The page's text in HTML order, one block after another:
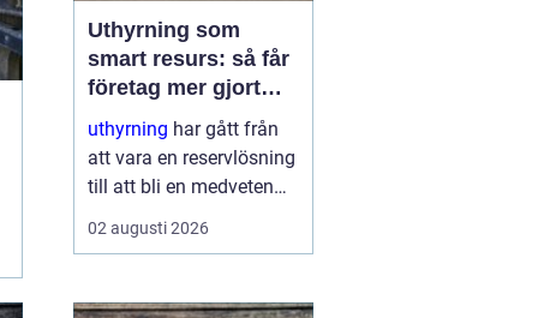
Uthyrning som
smart resurs: så får
företag mer gjort
med mindre
uthyrning har gått från
att vara en reservlösning
till att bli en medveten
strategi för många
företag. I stället för att
utrustning väljer allt fler
02 augusti 2026